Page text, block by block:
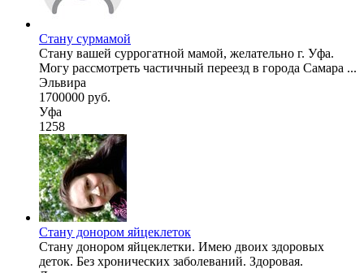
Стану сурмамой
Стану вашей суррогатной мамой, желательно г. Уфа.
Могу рассмотреть частичный переезд в города Самара ...
Эльвира
1700000 руб.
Уфа
1258
Стану донором яйцеклеток
Стану донором яйцеклетки. Имею двоих здоровых
деток. Без хронических заболеваний. Здоровая.